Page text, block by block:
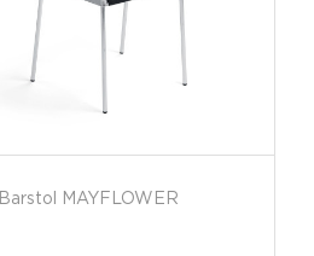
Barstol MAYFLOWER